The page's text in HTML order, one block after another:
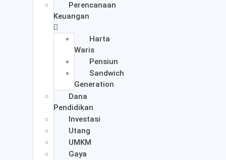
Perencanaan
Keuangan
Harta
Waris
Pensiun
Sandwich
Generation
Dana
Pendidikan
Investasi
Utang
UMKM
Gaya